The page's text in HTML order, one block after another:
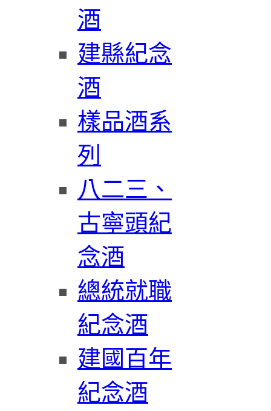
酒
建縣紀念
酒
樣品酒系
列
八二三、
古寧頭紀
念酒
總統就職
紀念酒
建國百年
紀念酒